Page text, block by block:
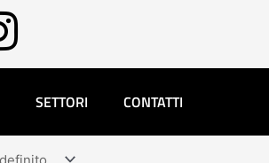
SETTORI CONTATTI